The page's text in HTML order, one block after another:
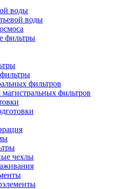
воды
воды
фильтры
фильтров
фильтров
чехлы